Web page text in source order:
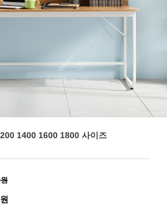
1400 1600 1800 사이즈
원